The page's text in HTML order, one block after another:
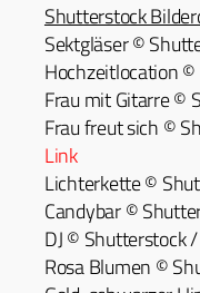
Shut­ter­stock
Sek­t­gläs­er ©
Hochzeit­lo­ca­tion
Frau mit Gitarre ©
Frau freut sich ©
Link
Lichter­kette ©
Can­dy­bar ©
DJ © Shut­ter­stock /
Rosa Blu­men ©